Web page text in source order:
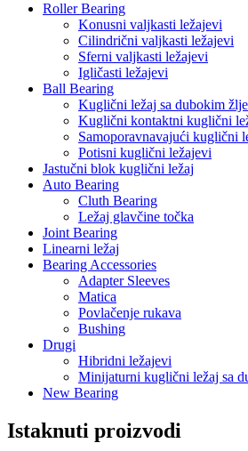
Roller Bearing
Konusni valjkasti ležajevi
Cilindrični valjkasti ležajevi
Sferni valjkasti ležajevi
Igličasti ležajevi
Ball Bearing
Kuglični ležaj sa dubokim
Kuglični kontaktni kuglični
Samoporavnavajući kuglični
Potisni kuglični ležajevi
Jastučni blok kuglični ležaj
Auto Bearing
Cluth Bearing
Ležaj glavčine točka
Joint Bearing
Linearni ležaj
Bearing Accessories
Adapter Sleeves
Matica
Povlačenje rukava
Bushing
Drugi
Hibridni ležajevi
Minijaturni kuglični ležaj sa
New Bearing
Istaknuti proizvodi